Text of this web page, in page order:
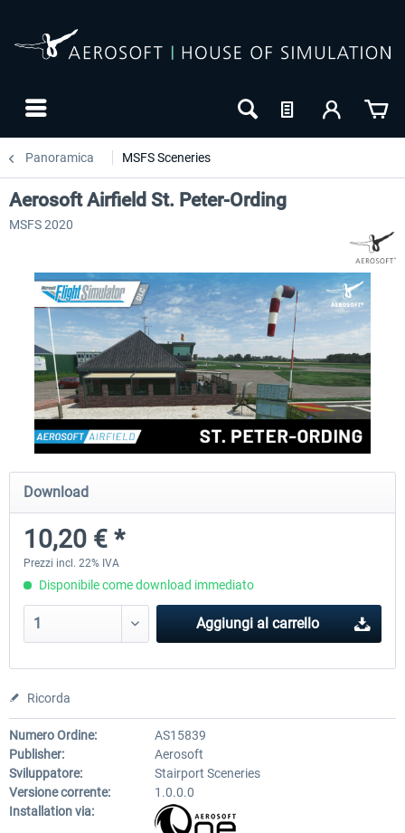
Panoramica MSFS Sceneries
Aerosoft Mega Airport Brussels
25,58 € *
Aerosoft Airport Cologne/
Aerosoft Airfield St. Peter-Ording
MSFS 2020
Download
10,20 € *
Prezzi incl. 22% IVA
Disponibile come download immediato
Aggiungi al carrello
Ricorda
Numero Ordine:
AS15839
Publisher:
Aerosoft
Sviluppatore:
Stairport Sceneries
Versione corrente:
1.0.0.0
Installation via: